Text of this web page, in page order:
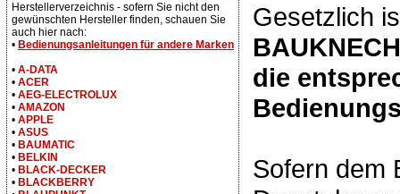
Gesetzlich
die
Sofern dem
Herstellerverzeichnis - sofern Sie nicht den
gewünschten Hersteller finden, schauen Sie
auch hier nach:
• Bedienungsanleitungen für andere Marken
• A-DATA
• ACER
• AEG-ELECTROLUX
• AMAZON
• APPLE
• ASUS
• BAUMATIC
• BELKIN
• BLACK-DECKER
• BLACKBERRY